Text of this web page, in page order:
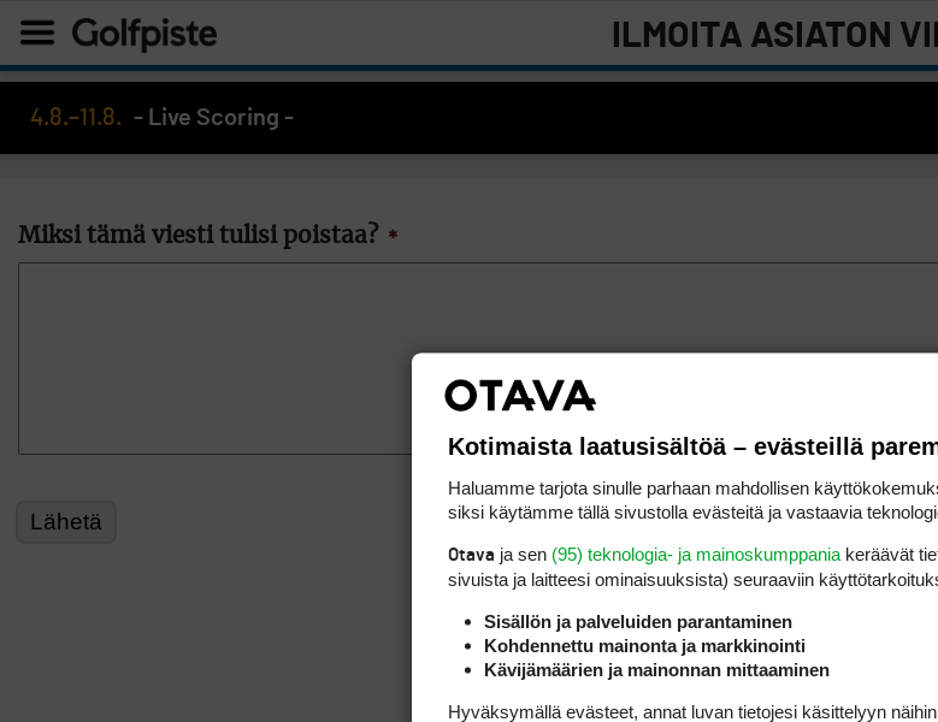
ILMOITA ASIATON
4.8.–11.8. - Live Scoring -
Miksi tämä viesti tulisi poistaa? *
Kotimaista laatusisältöä – evästeillä
Haluamme tarjota sinulle parhaan mahdollisen
siksi käytämme tällä sivustolla evästeitä ja vastaavia
Otava ja sen (95) teknologia- ja mainoskumppania keräävät
sivuista ja laitteesi ominaisuuk­sista) seuraaviin
Sisällön ja palveluiden parantaminen
Kohdennettu mainonta ja markkinointi
Kävijämäärien ja mainonnan mittaaminen
Hyväksymällä evästeet, annat luvan tietojesi käsittelyyn